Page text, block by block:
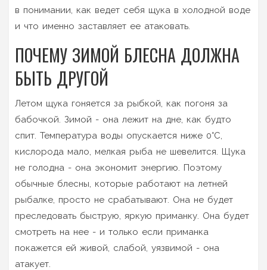
в понимании, как ведет себя щука в холодной воде
и что именно заставляет ее атаковать.
ПОЧЕМУ ЗИМОЙ БЛЕСНА ДОЛЖНА
БЫТЬ ДРУГОЙ
Летом щука гоняется за рыбкой, как погоня за
бабочкой. Зимой - она лежит на дне, как будто
спит. Температура воды опускается ниже 0°C,
кислорода мало, мелкая рыба не шевелится. Щука
не голодна - она экономит энергию. Поэтому
обычные блесны, которые работают на летней
рыбалке, просто не срабатывают. Она не будет
преследовать быструю, яркую приманку. Она будет
смотреть на нее - и только если приманка
покажется ей живой, слабой, уязвимой - она
атакует.